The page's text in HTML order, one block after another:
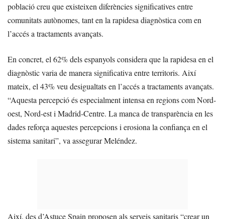
població creu que existeixen diferències significatives entre
comunitats autònomes, tant en la rapidesa diagnòstica com en
l’accés a tractaments avançats.
En concret, el 62% dels espanyols considera que la rapidesa en el
diagnòstic varia de manera significativa entre territoris. Així
mateix, el 43% veu desigualtats en l’accés a tractaments avançats.
“Aquesta percepció és especialment intensa en regions com Nord-
oest, Nord-est i Madrid-Centre. La manca de transparència en les
dades reforça aquestes percepcions i erosiona la confiança en el
sistema sanitari”, va assegurar Meléndez.
Així, des d’Astuce Spain proposen als serveis sanitaris “crear un